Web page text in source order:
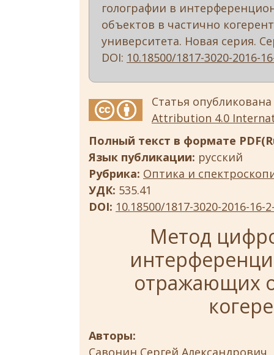
голографии в
объектов в частично
университета. Новая серия.
DOI: 10.18500/1817-3020-2016-
Статья
Attribution 4.0
Полный текст в формате
Язык публикации: русский
Рубрика: Оптика и
УДК: 535.41
DOI: 10.18500/1817-3020-2016-16-
Метод
отражающих
Авторы: